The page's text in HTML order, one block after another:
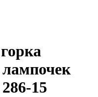
15